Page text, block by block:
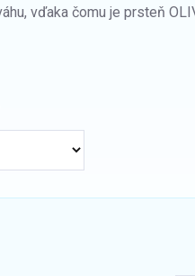
vďaka čomu je prsteň